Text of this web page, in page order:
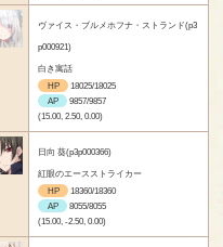
ヴァイス・ブルメホフナ・ストランド(p3
p000921)
白き寓話
HP
18025/18025
AP
9857/9857
(15.00, 2.50, 0.00)
日向 葵(p3p000366)
紅眼のエースストライカー
HP
18360/18360
AP
8055/8055
(15.00, -2.50, 0.00)